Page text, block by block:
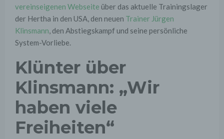
vereinseigenen Webseite über das aktuelle Trainingslager
der Hertha in den USA, den neuen Trainer Jürgen
Klinsmann, den Abstiegskampf und seine persönliche
System-Vorliebe.
Klünter über
Klinsmann: „Wir
haben viele
Freiheiten“